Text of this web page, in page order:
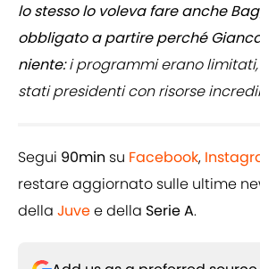
lo stesso lo voleva fare anche
obbligato a partire perché
niente:i programmi erano
stati presidenti con risorse
Segui 90min su Facebook,
restare aggiornato sulle ultime
della Juvee della Serie A.